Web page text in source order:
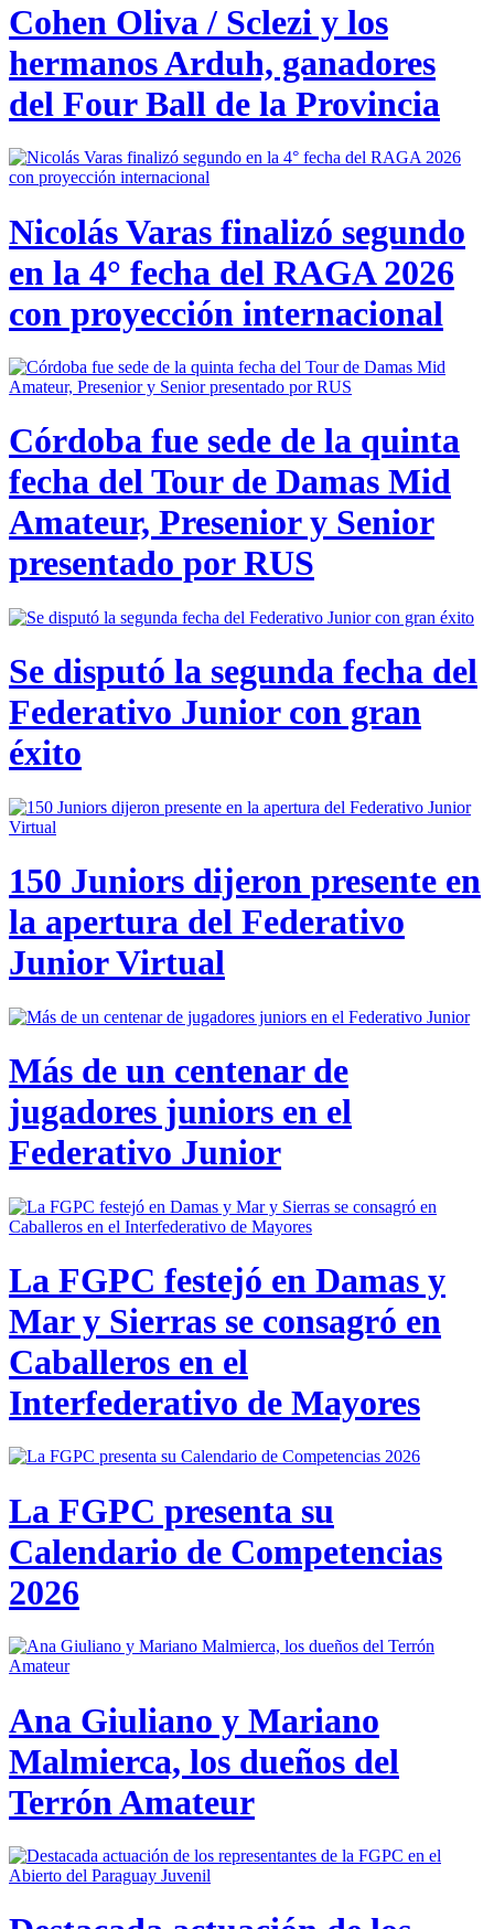
Cohen Oliva / Sclezi y los
hermanos Arduh, ganadores
del Four Ball de la Provincia
Nicolás Varas finalizó segundo
en la 4° fecha del RAGA 2026
con proyección internacional
Córdoba fue sede de la quinta
fecha del Tour de Damas Mid
Amateur, Presenior y Senior
presentado por RUS
Se disputó la segunda fecha del
Federativo Junior con gran
éxito
150 Juniors dijeron presente en
la apertura del Federativo
Junior Virtual
Más de un centenar de
jugadores juniors en el
Federativo Junior
La FGPC festejó en Damas y
Mar y Sierras se consagró en
Caballeros en el
Interfederativo de Mayores
La FGPC presenta su
Calendario de Competencias
2026
Ana Giuliano y Mariano
Malmierca, los dueños del
Terrón Amateur